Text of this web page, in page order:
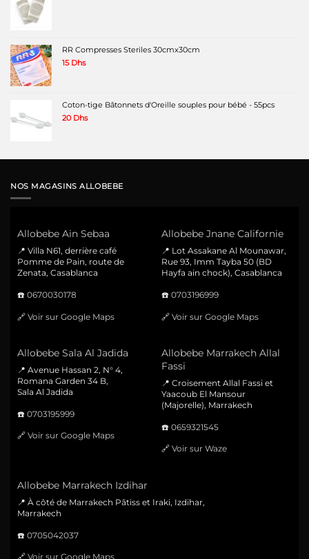
RR Compresses Steriles 30cmx30cm
15 Dhs
Coton-tige Bâtonnets d'Oreille souples pour bébé - 55pcs
20 Dhs
NOS MAGASINS ALLOBEBE
Allobebe Ain Sebaa
📍 Villa N61, derrière café
Pomme de Pain, route de
Zenata, Casablanca
☎️ 0670030178
🔗 Voir sur Google Maps
Allobebe Jnane Californie
📍 Lot Assakane Al Mounawar,
Rue 93, Imm Tayba 50 (BD
Hayfa ain chock), Casablanca
☎️ 0703196999
🔗 Voir sur Google Maps
Allobebe Sala Al Jadida
📍 Avenue Hassan 2, N° 4,
Romana Garden 34 B,
Sala Al Jadida
☎️ 0703195999
🔗 Voir sur Google Maps
Allobebe Marrakech Allal
Fassi
📍 Croisement Allal Fassi et
Yaacoub El Mansour
(Majorelle), Marrakech
☎️ 0659321545
🔗 Voir sur Waze
Allobebe Marrakech Izdihar
📍 À côté de Marrakech Pâtiss et Iraki, Izdihar,
Marrakech
☎️ 0705042037
🔗 Voir sur Google Maps